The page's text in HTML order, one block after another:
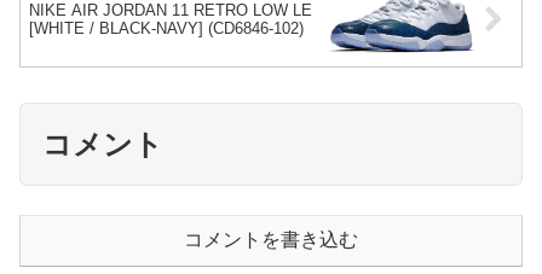
NIKE AIR JORDAN 11 RETRO LOW LE
[WHITE / BLACK-NAVY] (CD6846-102)
コメント
コメントを書き込む